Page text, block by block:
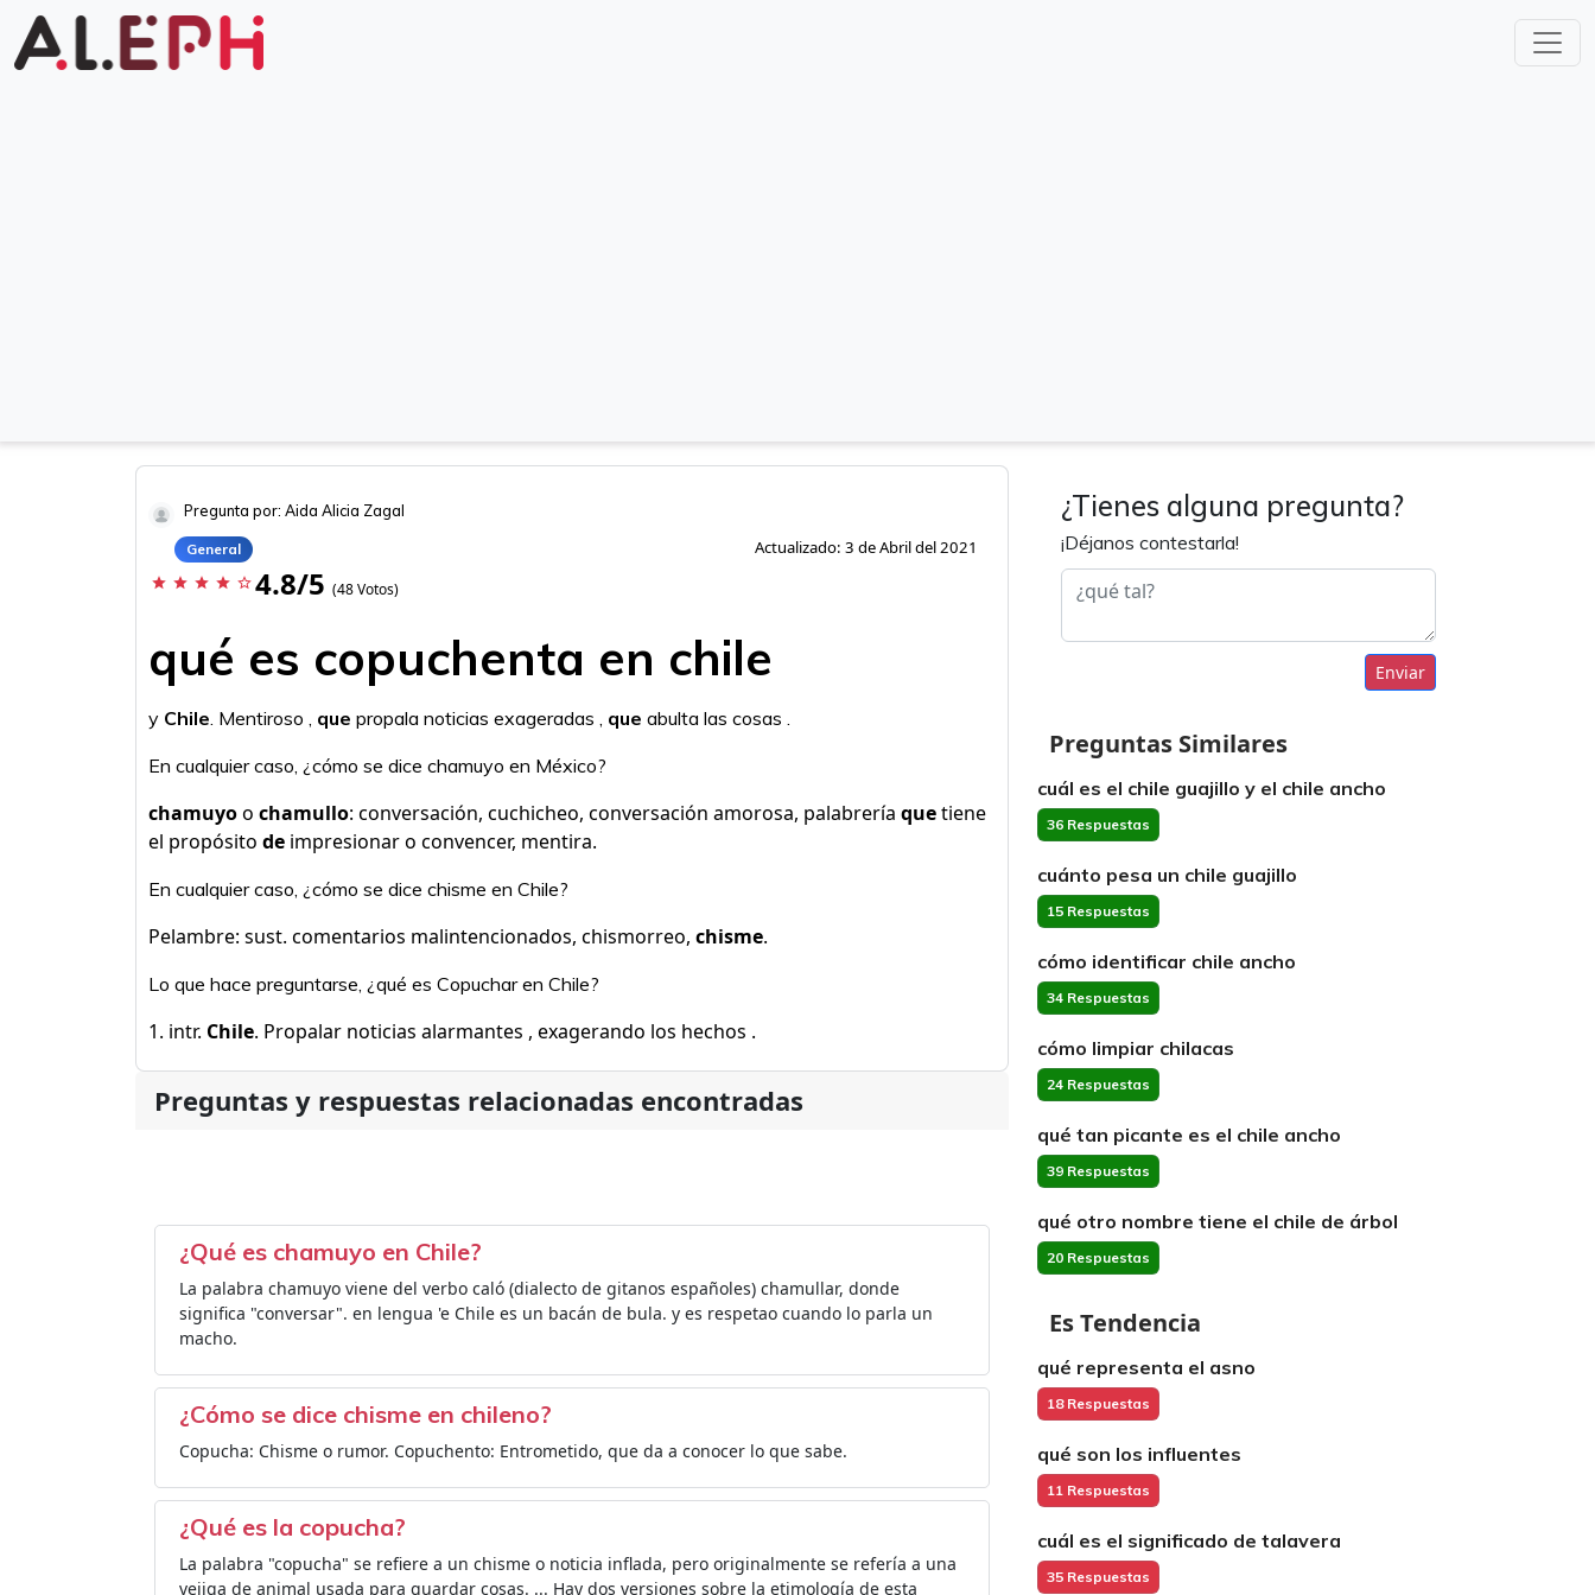
Pregunta por: Aida Alicia Zagal
General Actualizado: 3 de Abril del 2021
star star star star star_border 4.8/5 (48 Votos)
qué es copuchenta en chile
y Chile. Mentiroso , que propala noticias exageradas , que abulta las cosas .
En cualquier caso, ¿cómo se dice chamuyo en México?
chamuyoo chamullo: conversación, cuchicheo, conversación amorosa, palabrería quetiene
el propósito de impresionar o convencer, mentira.
En cualquier caso, ¿cómo se dice chisme en Chile?
Pelambre: sust. comentarios malintencionados, chismorreo, chisme.
Lo que hace preguntarse, ¿qué es Copuchar en Chile?
1. intr. Chile. Propalar noticias alarmantes , exagerando los hechos .
Preguntas y respuestas relacionadas encontradas
¿Qué es chamuyo en Chile?
La palabra chamuyo viene del verbo caló (dialecto de gitanos españoles) chamullar, donde
significa "conversar". en lengua 'e Chile es un bacán de bula. y es respetao cuando lo parla un
macho.
¿Cómo se dice chisme en chileno?
Copucha: Chisme o rumor. Copuchento: Entrometido, que da a conocer lo que sabe.
¿Qué es la copucha?
La palabra "copucha" se refiere a un chisme o noticia inflada, pero originalmente se refería a una
vejiga de animal usada para guardar cosas. ... Hay dos versiones sobre la etimología de esta
¿Tienes alguna pregunta?
¡Déjanos contestarla!
Enviar
Preguntas Similares
cuál es el chile guajillo y el chile ancho
36 Respuestas
cuánto pesa un chile guajillo
15 Respuestas
cómo identificar chile ancho
34 Respuestas
cómo limpiar chilacas
24 Respuestas
qué tan picante es el chile ancho
39 Respuestas
qué otro nombre tiene el chile de árbol
20 Respuestas
Es Tendencia
qué representa el asno
18 Respuestas
qué son los influentes
11 Respuestas
cuál es el significado de talavera
35 Respuestas